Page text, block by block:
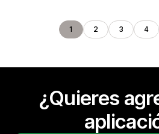
1 2 3 4
¿Quieres